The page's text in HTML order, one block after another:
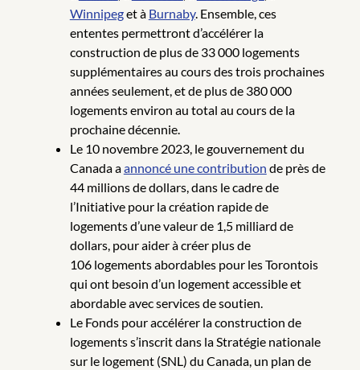
Winnipeget à Burnaby. Ensemble, ces
ententes permettront d’accélérer la
construction de plus de 33 000 logements
supplémentaires au cours des trois prochaines
années seulement, et de plus de 380 000
logements environ au total au cours de la
prochaine décennie.
Le 10 novembre 2023, le gouvernement du
Canada aannoncé une contribution de près de
44 millions de dollars, dans le cadre de
l’Initiative pour la création rapide de
logements d’une valeur de 1,5 milliard de
dollars, pour aider à créer plus de
106 logements abordables pour les Torontois
qui ont besoin d’un logement accessible et
abordable avec services de soutien.
Le Fonds pour accélérer la construction de
logements s’inscrit dans la Stratégie nationale
sur le logement (SNL) du Canada, un plan de